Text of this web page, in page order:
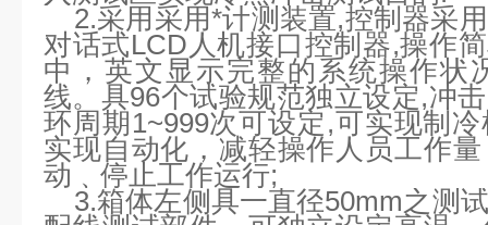
2.采用采用*计测装置,控制器采
对话式LCD人机接口控制器,操作
中，英文显示完整的系统操作状
线。具96个试验规范独立设定,冲
环周期1~999次可设定,可实现制
实现自动化，减轻操作人员工作
动﹑停止工作运行;
3.箱体左侧具一直径50mm之测